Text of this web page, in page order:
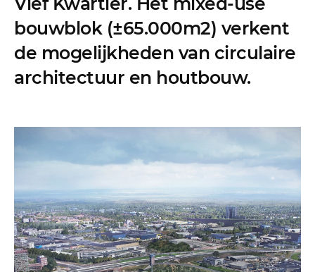
bouwblok (±65.000m2) verkent
de mogelijkheden van circulaire
architectuur en houtbouw.